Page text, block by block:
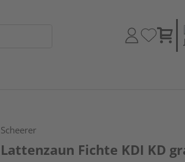
Scheerer
Lattenzaun Fichte KDI KD